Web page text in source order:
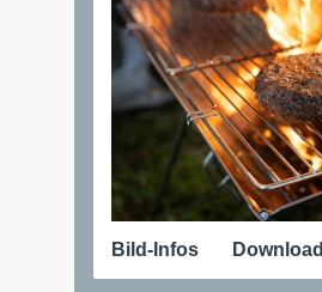
Bild-Infos Download